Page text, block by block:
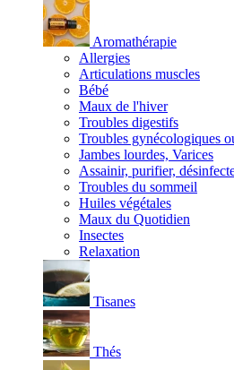
Aromathérapie
Allergies
Articulations muscles
Bébé
Maux de l'hiver
Troubles digestifs
Troubles gynécologiques
Jambes lourdes, Varices
Assainir, purifier,
Troubles du sommeil
Huiles végétales
Maux du Quotidien
Insectes
Relaxation
Tisanes
Thés